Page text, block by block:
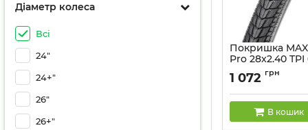
Діаметр колеса
Всі
24"
24+"
26"
26+"
Покришка
Pro 28x2.40
Артикул:
1 072 грн
В кошик